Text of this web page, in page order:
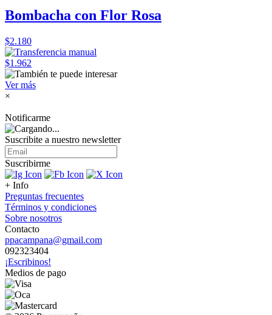
Bombacha con Flor Rosa
$2.180
$1.962
Ver más
×
Notificarme
Suscribite a nuestro newsletter
Suscribirme
+ Info
Preguntas frecuentes
Términos y condiciones
Sobre nosotros
Contacto
ppacampana@gmail.com
092323404
¡Escribinos!
Medios de pago